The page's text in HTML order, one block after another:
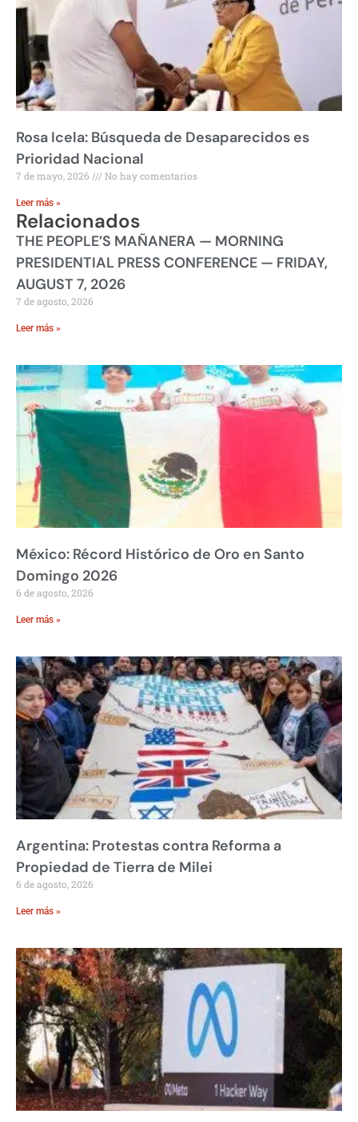
Rosa Icela: Búsqueda de Desaparecidos es
Prioridad Nacional
7 de mayo, 2026 No hay comentarios
Leer más »
Relacionados
THE PEOPLE’S MAÑANERA — MORNING
PRESIDENTIAL PRESS CONFERENCE — FRIDAY,
AUGUST 7, 2026
7 de agosto, 2026
Leer más »
México: Récord Histórico de Oro en Santo
Domingo 2026
6 de agosto, 2026
Leer más »
Argentina: Protestas contra Reforma a
Propiedad de Tierra de Milei
6 de agosto, 2026
Leer más »